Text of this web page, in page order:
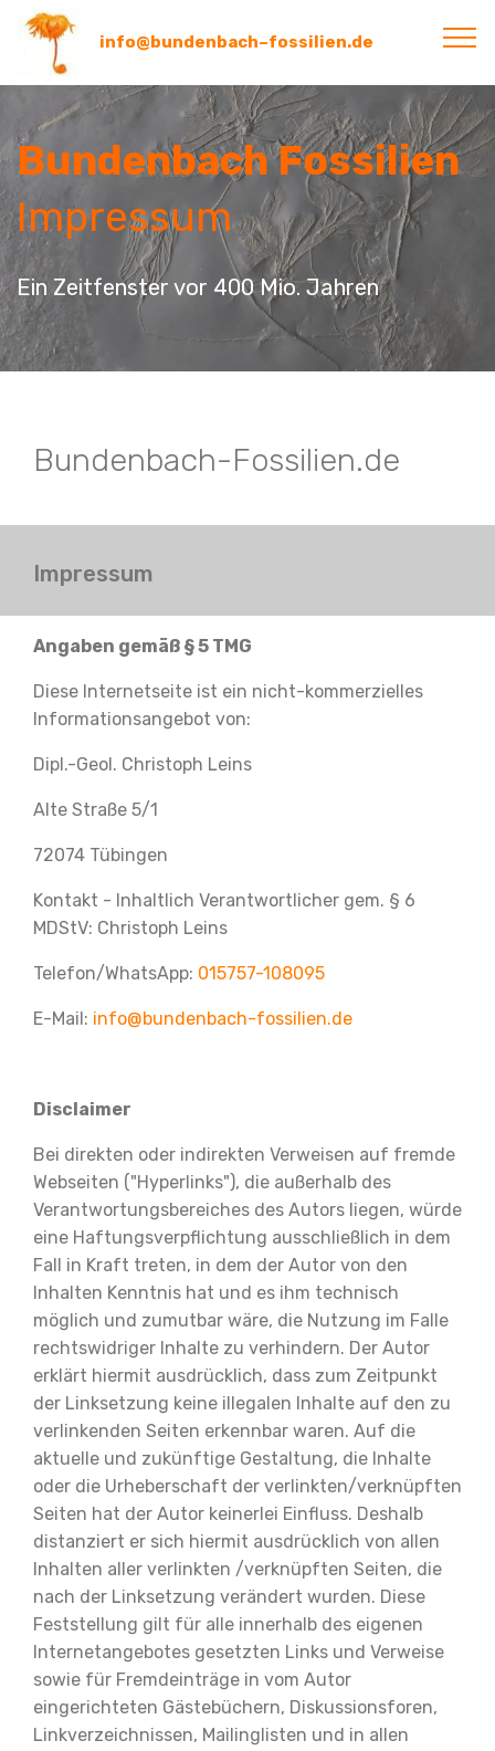
info@bundenbach–fossilien.de
Bundenbach Fossilien
Impressum
Ein Zeitfenster vor 400 Mio. Jahren
Bundenbach-Fossilien.de
Impressum
Angaben gemäß § 5 TMG
Diese Internetseite ist ein nicht-kommerzielles
Informationsangebot von:
Dipl.-Geol. Christoph Leins
Alte Straße 5/1
72074 Tübingen
Kontakt - Inhaltlich Verantwortlicher gem. § 6
MDStV: Christoph Leins
Telefon/WhatsApp: 015757-108095
E-Mail: info@bundenbach-fossilien.de
Disclaimer
Bei direkten oder indirekten Verweisen auf fremde
Webseiten ("Hyperlinks"), die außerhalb des
Verantwortungsbereiches des Autors liegen, würde
eine Haftungsverpflichtung ausschließlich in dem
Fall in Kraft treten, in dem der Autor von den
Inhalten Kenntnis hat und es ihm technisch
möglich und zumutbar wäre, die Nutzung im Falle
rechtswidriger Inhalte zu verhindern. Der Autor
erklärt hiermit ausdrücklich, dass zum Zeitpunkt
der Linksetzung keine illegalen Inhalte auf den zu
verlinkenden Seiten erkennbar waren. Auf die
aktuelle und zukünftige Gestaltung, die Inhalte
oder die Urheberschaft der verlinkten/verknüpften
Seiten hat der Autor keinerlei Einfluss. Deshalb
distanziert er sich hiermit ausdrücklich von allen
Inhalten aller verlinkten /verknüpften Seiten, die
nach der Linksetzung verändert wurden. Diese
Feststellung gilt für alle innerhalb des eigenen
Internetangebotes gesetzten Links und Verweise
sowie für Fremdeinträge in vom Autor
eingerichteten Gästebüchern, Diskussionsforen,
Linkverzeichnissen, Mailinglisten und in allen